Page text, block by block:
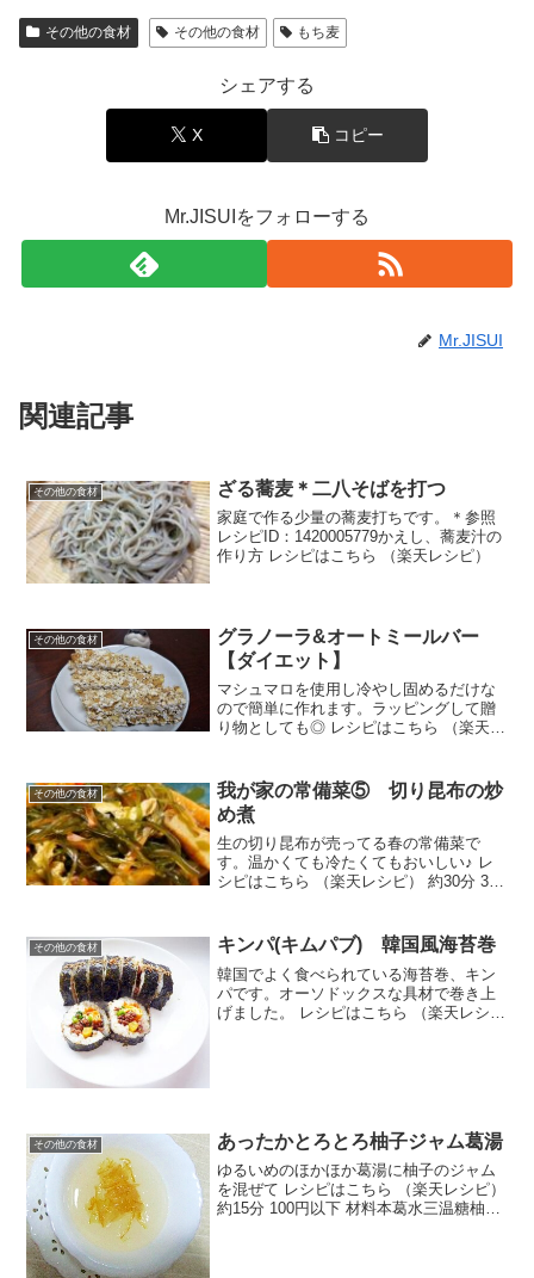
その他の食材 その他の食材 もち麦
シェアする
X コピー
Mr.JISUIをフォローする
Mr.JISUI
関連記事
その他の食材 ざる蕎麦＊二八そばを打つ
家庭で作る少量の蕎麦打ちです。＊参照
レシピID：1420005779かえし、蕎麦汁の
作り方 レシピはこちら （楽天レシピ）
その他の食材
グラノーラ&オートミールバー
【ダイエット】
マシュマロを使用し冷やし固めるだけな
ので簡単に作れます。ラッピングして贈
り物としても◎ レシピはこちら （楽天レ
ビュー
その他の食材
我が家の常備菜⑤ 切り昆布の炒
め煮
生の切り昆布が売ってる春の常備菜で
す。温かくても冷たくてもおいしい♪ レ
シピはこちら （楽天レシピ） 約30分 300
だし汁精酒砂糖みりん醤油みんなのレビ
ュー
その他の食材 キンパ(キムパブ) 韓国風海苔巻
韓国でよく食べられている海苔巻、キン
パです。オーソドックスな具材で巻き上
げました。 レシピはこちら （楽天レシ
その他の食材 あったかとろとろ柚子ジャム葛湯
ゆるいめのほかほか葛湯に柚子のジャム
を混ぜて レシピはこちら （楽天レシピ）
約15分 100円以下 材料本葛水三温糖柚子